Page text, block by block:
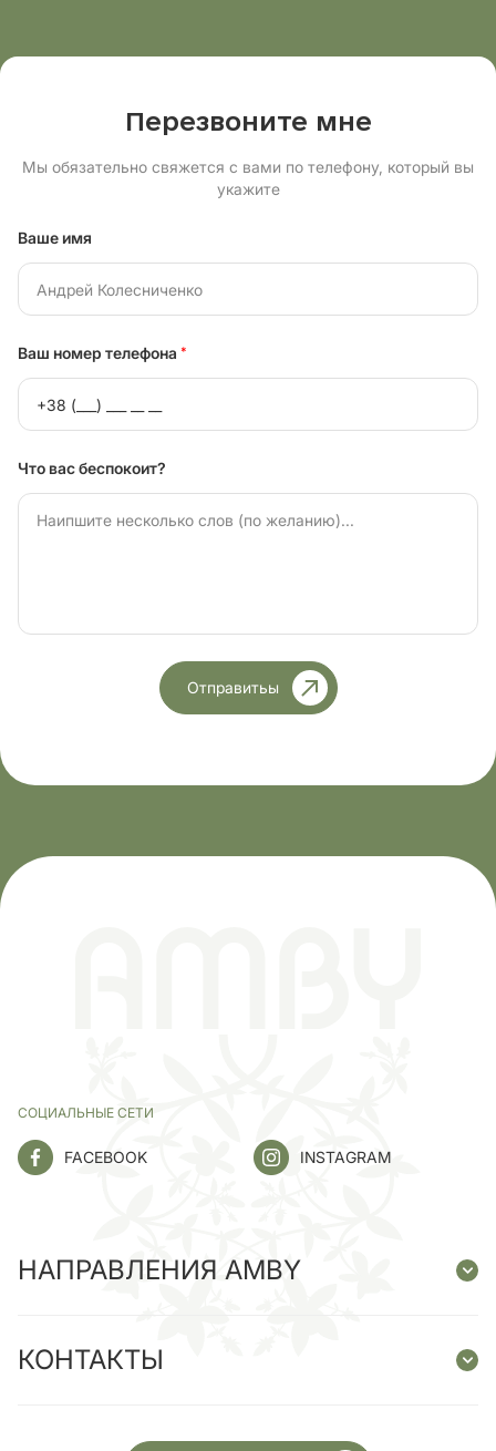
Перезвоните мне
Мы обязательно свяжется с вами по телефону, который вы
укажите
Ваше имя
Ваш номер телефона *
Что вас беспокоит?
Отправитьы
СОЦИАЛЬНЫЕ СЕТИ
FACEBOOK INSTAGRAM
НАПРАВЛЕНИЯ AMBY
КОНТАКТЫ